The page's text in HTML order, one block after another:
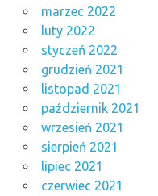
marzec 2022
luty 2022
styczeń 2022
grudzień 2021
listopad 2021
październik 2021
wrzesień 2021
sierpień 2021
lipiec 2021
czerwiec 2021